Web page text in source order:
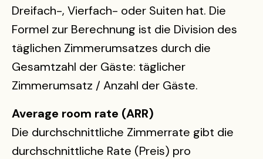
Dreifach-, Vierfach- oder Suiten hat. Die
Formel zur Berechnung ist die Division des
täglichen Zimmerumsatzes durch die
Gesamtzahl der Gäste: täglicher
Zimmerumsatz / Anzahl der Gäste.
Average room rate (ARR)
Die durchschnittliche Zimmerrate gibt die
durchschnittliche Rate (Preis) pro